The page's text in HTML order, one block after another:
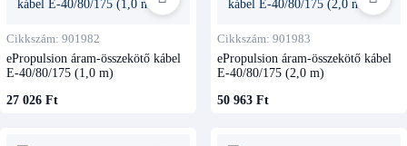
Cikkszám: 901982
ePropulsion áram-összekötő kábel
E-40/80/175 (1,0 m)
27 026 Ft
Cikkszám: 901983
ePropulsion áram-összekötő kábel
E-40/80/175 (2,0 m)
50 963 Ft